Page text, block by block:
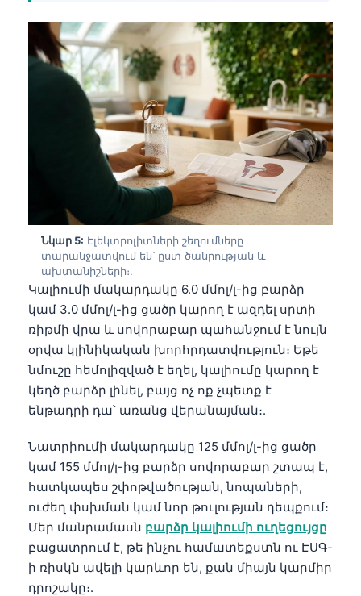
Նկար 5: Էլեկտրոլիտների շեղումները
տարանջատվում են՝ ըստ ծանրության և
ախտանիշների։.
Կալիումի մակարդակը 6.0 մմոլ/լ-ից բարձր
կամ 3.0 մմոլ/լ-ից ցածր կարող է ազդել սրտի
ռիթմի վրա և սովորաբար պահանջում է նույն
օրվա կլինիկական խորհրդատվություն։ Եթե
նմուշը հեմոլիզված է եղել, կալիումը կարող է
կեղծ բարձր լինել, բայց ոչ ոք չպետք է
ենթադրի դա՝ առանց վերանայման։.
Նատրիումի մակարդակը 125 մմոլ/լ-ից ցածր
կամ 155 մմոլ/լ-ից բարձր սովորաբար շտապ է,
հատկապես շփոթվածության, նոպաների,
ուժեղ փսխման կամ նոր թուլության դեպքում։
Մեր մանրամասն բարձր կալիումի ուղեցույցը
բացատրում է, թե ինչու համատեքստն ու ԷՍԳ-
ի ռիսկն ավելի կարևոր են, քան միայն կարմիր
դրոշակը։.
हिन्दी
Bahasa Indonesia
Íslenska
Српски језик
Svenska
Bosanski
Azərbaycan dili
Eesti
日本語
Čeština
ქართული
Русский
Lietuvių kalba
Polski
한국어
Slovenščina
Magyar
Shqip
اردو
मराठी
తెలుగు